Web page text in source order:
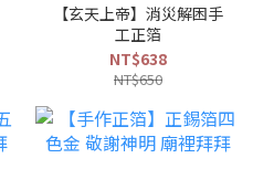
【玄天上帝】消災解困手
工正箔
NT$638
NT$650